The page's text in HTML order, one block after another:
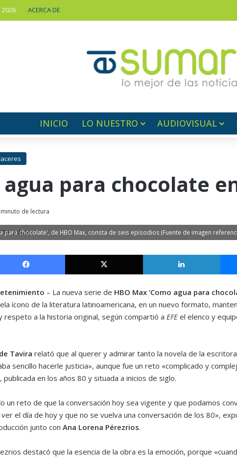
ACERCA DE
INICIO LO NUESTRO AUDIOVISUAL
agua para chocolate
de lectura
para chocolate', de HBO Max, consta de seis episodios (Fuente de imagen
Facebook X
– La nueva serie de HBO Max ‘Como agua para
ícono de la literatura latinoamericana, en un nuevo formato,
respeto a la historia original, según compartió a EFEel elenco y
Tavira relató que al querer y admirar tanto la novela de la
sencillo hacerle justicia», aunque fue un reto «complicado y
publicada en los años 80 y situada a inicios de siglo.
un reto de que la conversación hoy sea vigente y que podamos
el día de hoy y que no se vuelva una conversación de los 80»,
junto con Ana Lorena Pérezrios.
destacó que la esencia de la obra es la emoción, porque